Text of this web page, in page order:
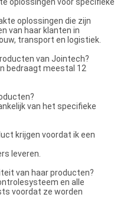
oplossingen die zijn
van haar klanten in
transport en logistiek.
van Jointech?
bedraagt meestal 12
van het specifieke
krijgen voordat ik een
leveren.
van haar producten?
en alle
voordat ze worden